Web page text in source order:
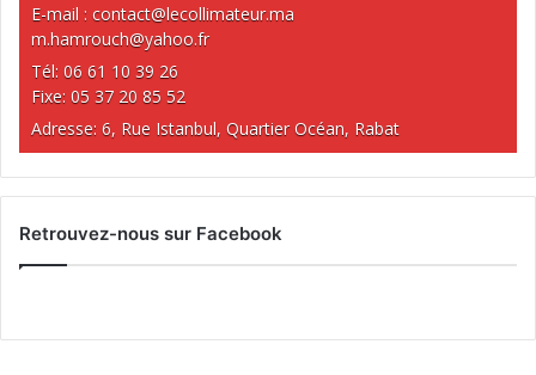
E-mail : contact@lecollimateur.ma
m.hamrouch@yahoo.fr
Tél: 06 61 10 39 26
Fixe: 05 37 20 85 52
Adresse: 6, Rue Istanbul, Quartier Océan, Rabat
Retrouvez-nous sur Facebook